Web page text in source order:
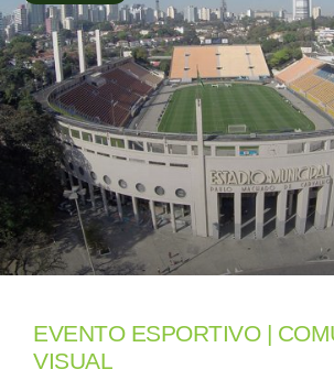
EVENTO ESPORTIVO |
VISUAL